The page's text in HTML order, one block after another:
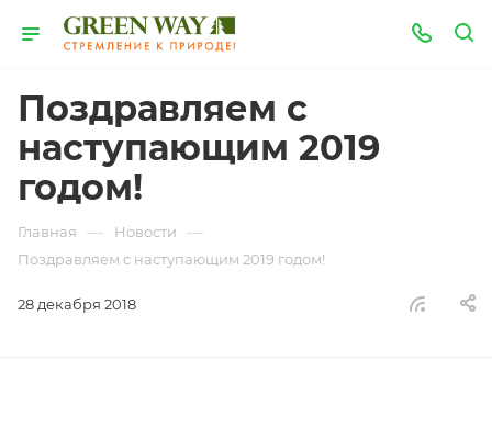
Поздравляем с
наступающим 2019
годом!
Главная — Новости —
Поздравляем с наступающим 2019 годом!
28 декабря 2018